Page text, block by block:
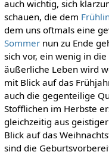
auch wichtig, sich
schauen, die dem
dem uns oftmals eine
Sommernun zu Ende
sich vor, ein wenig in
äußerliche Leben wird
mit Blick auf das
auch die gegenteilige
Stofflichen im Herbste
gleichzeitig aus
Blick auf das
sind die